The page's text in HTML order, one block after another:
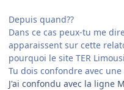
Depuis quand??
Dans ce cas peux-tu me
apparaissent sur cette
pourquoi le site TER
Tu dois confondre avec
J'ai confondu avec la ligne